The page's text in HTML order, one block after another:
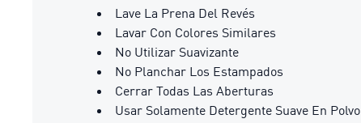
Lave La Prena Del Revés
Lavar Con Colores Similares
No Utilizar Suavizante
No Planchar Los Estampados
Cerrar Todas Las Aberturas
Usar Solamente Detergente Suave En Polvo